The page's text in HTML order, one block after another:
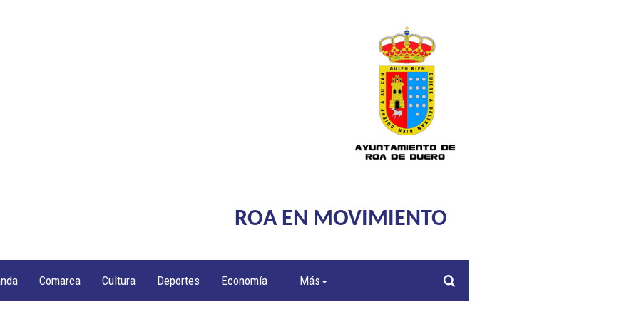
ROA EN MOVIMIENTO
Comarca Cultura Deportes Economía Más